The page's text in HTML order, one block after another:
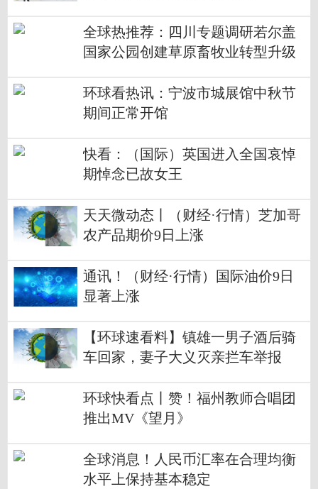
全球热推荐：四川专题调研若尔盖
国家公园创建草原畜牧业转型升级
环球看热讯：宁波市城展馆中秋节
期间正常开馆
快看：（国际）英国进入全国哀悼
期悼念已故女王
天天微动态丨（财经·行情）芝加哥
农产品期价9日上涨
通讯！（财经·行情）国际油价9日
显著上涨
【环球速看料】镇雄一男子酒后骑
车回家，妻子大义灭亲拦车举报
环球快看点丨赞！福州教师合唱团
推出MV《望月》
全球消息！人民币汇率在合理均衡
水平上保持基本稳定